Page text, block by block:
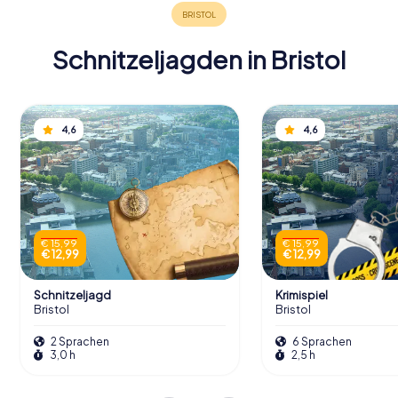
bemerkenswerten Schiffes feierte.
Schnitzeljagden in Bristol
Entdeckt Bristol mit der digitalen
Schnitzeljagd von myCityHunt! Löst
Rätsel, meistert Team-Tasks und
erkundet Bristol auf spannende und
interaktive Art!
Touren
Die Matthew erkunden
Ein Besuch an Bord der Matthew ist wie eine Reise in die
Schnitzeljagden in Bristol
4,6
€ 15,99
€ 12,99
Schnitzeljagd
Bristol
2 Sprachen
3,0 h
4,6
€ 15,99
€ 12,99
Krimispiel
Bristol
6 Sprachen
2,5 h